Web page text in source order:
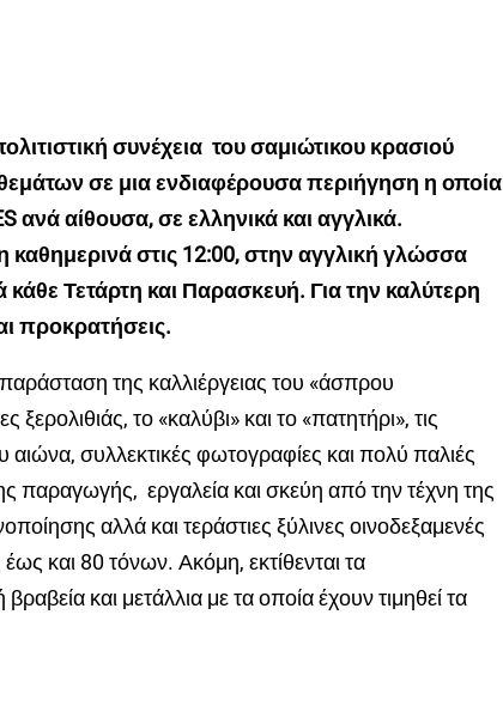
συνέχεια του σαμιώτικου κρασιού
σε μια ενδιαφέρουσα περιήγηση η οποία
ανά αίθουσα, σε ελληνικά και αγγλικά.
καθημερινά στις 12:00, στην αγγλική γλώσσα
κάθε Τετάρτη και Παρασκευή. Για την καλύτερη
προκρατήσεις.
της καλλιέργειας του «άσπρου
το «καλύβι» και το «πατητήρι», τις
συλλεκτικές φωτογραφίες και πολύ παλιές
παραγωγής, εργαλεία και σκεύη από την τέχνη της
αλλά και τεράστιες ξύλινες οινοδεξαμενές
και 80 τόνων. Ακόμη, εκτίθενται τα
και μετάλλια με τα οποία έχουν τιμηθεί τα